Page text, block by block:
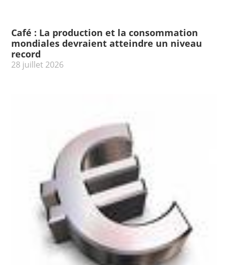
Café : La production et la consommation
mondiales devraient atteindre un niveau
record
28 juillet 2026